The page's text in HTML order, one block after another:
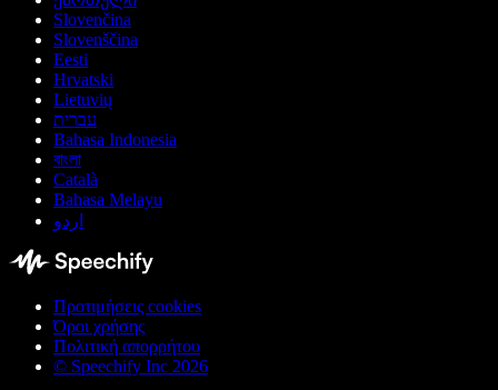
Slovenčina
Slovenščina
Eesti
Hrvatski
Lietuvių
עברית
Bahasa Indonesia
বাংলা
Català
Bahasa Melayu
اردو
Προτιμήσεις cookies
Όροι χρήσης
Πολιτική απορρήτου
© Speechify Inc 2026